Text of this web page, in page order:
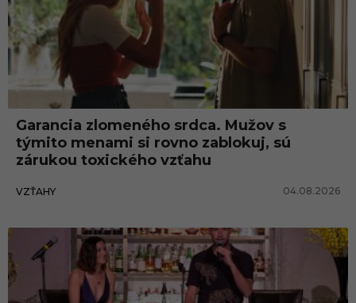
Garancia zlomeného srdca. Mužov s
týmito menami si rovno zablokuj, sú
zárukou toxického vzťahu
VZŤAHY 04.08.2026